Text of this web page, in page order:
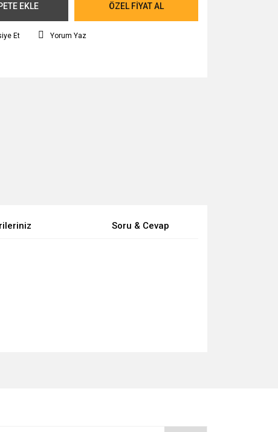
EKLE ÖZEL FİYAT AL
Et Yorum Yaz
Soru & Cevap